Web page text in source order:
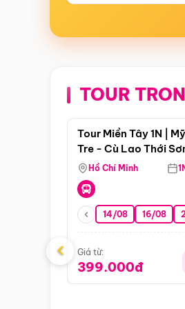
TOUR
Tour Miền Tây 1N |
Tre - Cù Lao Thới
Hồ Chí Minh
14/08 16/08
Giá từ:
399.000đ
‹